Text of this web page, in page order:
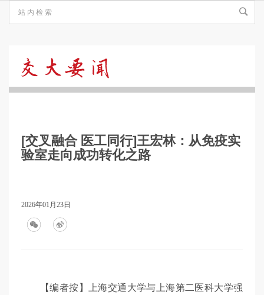
要
[交叉融合 医工同行]王宏林：从免疫实
验室走向成功转化之路
2026年01月23日
【编者按】上海交通大学与上海第二医科大学强